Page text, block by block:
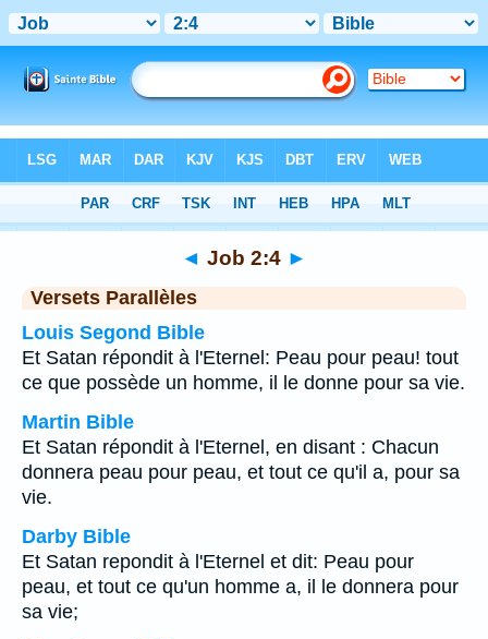
Chapitre 2 > Verset 4
◄ Job 2:4 ►
Versets Parallèles
Louis Segond Bible
Et Satan répondit à l'Eternel: Peau pour peau! tout
ce que possède un homme, il le donne pour sa vie.
Martin Bible
Et Satan répondit à l'Eternel, en disant : Chacun
donnera peau pour peau, et tout ce qu'il a, pour sa
vie.
Darby Bible
Et Satan repondit à l'Eternel et dit: Peau pour
peau, et tout ce qu'un homme a, il le donnera pour
sa vie;